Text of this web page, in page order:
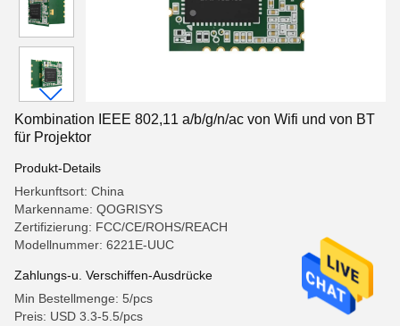
Kombination IEEE 802,11 a/b/g/n/ac von Wifi und von BT
für Projektor
Produkt-Details
Herkunftsort: China
Markenname: QOGRISYS
Zertifizierung: FCC/CE/ROHS/REACH
Modellnummer: 6221E-UUC
Zahlungs-u. Verschiffen-Ausdrücke
Min Bestellmenge: 5/pcs
Preis: USD 3.3-5.5/pcs